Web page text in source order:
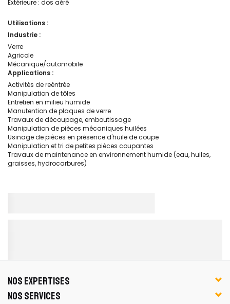
Extérieure : dos aéré
Utilisations :
Industrie :
Verre
Agricole
Mécanique/automobile
Applications :
Activités de reéntrée
Manipulation de tôles
Entretien en milieu humide
Manutention de plaques de verre
Travaux de découpage, emboutissage
Manipulation de pièces mécaniques huilées
Usinage de pièces en présence d'huile de coupe
Manipulation et tri de petites pièces coupantes
Travaux de maintenance en environnement humide (eau, huiles,
graisses, hydrocarbures)
NOS EXPERTISES
NOS SERVICES